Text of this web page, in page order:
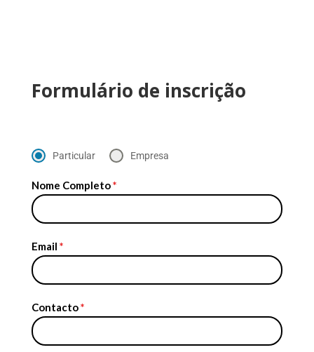
Formulário de inscrição
Particular Empresa
Nome Completo*
Email *
Contacto*